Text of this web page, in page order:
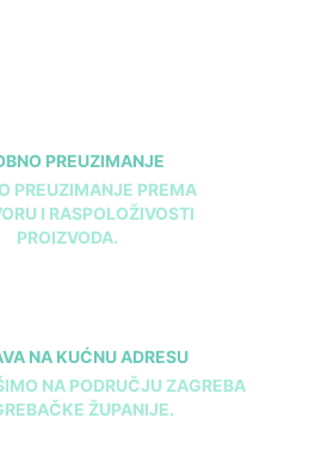
PREUZIMANJE
PREUZIMANJE PREMA
I RASPOLOŽIVOSTI
PROIZVODA.
NA KUĆNU ADRESU
NA PODRUČJU ZAGREBA
ŽUPANIJE.